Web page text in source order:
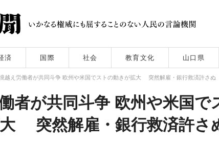
済 国際 社会 教育文化 山口県
越え労働者が共同斗争 欧州や米国でストの動きが拡大 突然解雇・銀行救済許さぬ
者が共同斗争 欧州や米国で
突然解雇・銀行救済許さ